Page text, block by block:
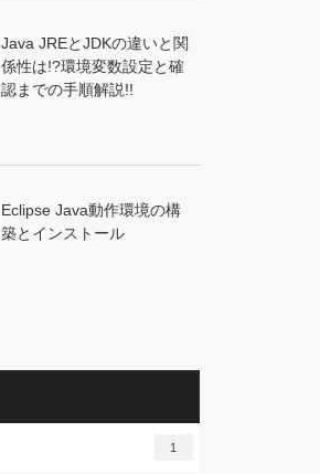
Java JREとJDKの違いと関
係性は!?環境変数設定と確
認までの手順解説!!
Eclipse Java動作環境の構
築とインストール
1